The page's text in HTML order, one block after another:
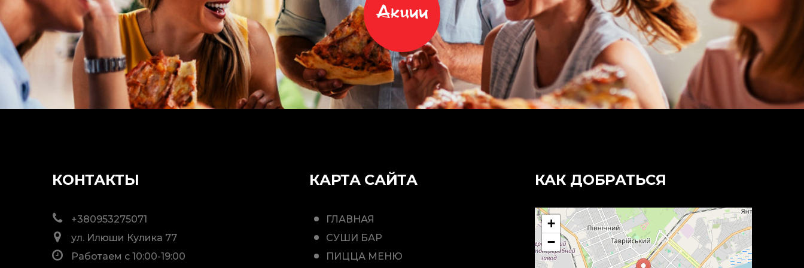
Акции
КОНТАКТЫ
+380953275071
ул. Илюши Кулика 77
Работаем с 10:00-19:00
КАРТА САЙТА
ГЛАВНАЯ
СУШИ БАР
ПИЦЦА МЕНЮ
КАК ДОБРАТЬСЯ
+
−